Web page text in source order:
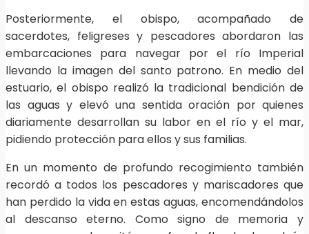
Posteriormente, el obispo, acompañado de
sacerdotes, feligreses y pescadores abordaron las
embarcaciones para navegar por el río Imperial
llevando la imagen del santo patrono. En medio del
estuario, el obispo realizó la tradicional bendición de
las aguas y elevó una sentida oración por quienes
diariamente desarrollan su labor en el río y el mar,
pidiendo protección para ellos y sus familias.
En un momento de profundo recogimiento también
recordó a todos los pescadores y mariscadores que
han perdido la vida en estas aguas, encomendándolos
al descanso eterno. Como signo de memoria y